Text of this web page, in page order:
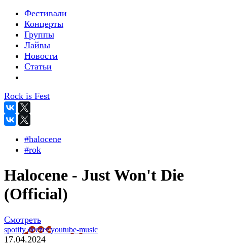
Фестивали
Концерты
Группы
Лайвы
Новости
Статьи
Rock is Fest
#halocene
#rok
Halocene - Just Won't Die
(Official)
Смотреть
spotifydeezeryoutube-music
17.04.2024